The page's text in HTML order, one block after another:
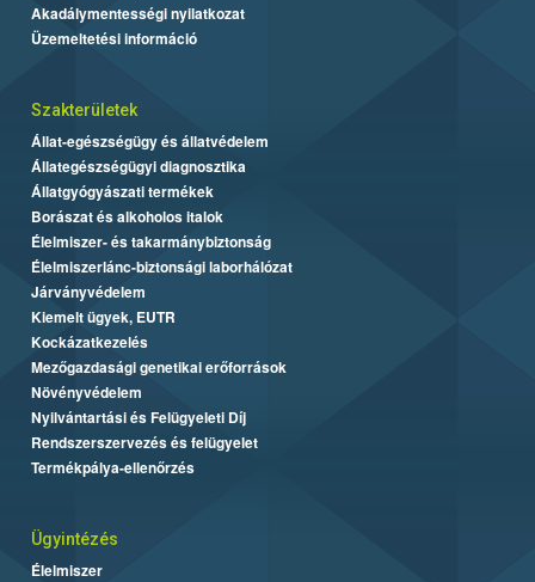
Akadálymentességi nyilatkozat
Üzemeltetési információ
Szakterületek
Állat-egészségügy és állatvédelem
Állategészségügyi diagnosztika
Állatgyógyászati termékek
Borászat és alkoholos italok
Élelmiszer- és takarmánybiztonság
Élelmiszerlánc-biztonsági laborhálózat
Járványvédelem
Kiemelt ügyek, EUTR
Kockázatkezelés
Mezőgazdasági genetikai erőforrások
Növényvédelem
Nyilvántartási és Felügyeleti Díj
Rendszerszervezés és felügyelet
Termékpálya-ellenőrzés
Ügyintézés
Élelmiszer